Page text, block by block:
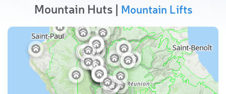
Mountain Huts | Mountain Lifts